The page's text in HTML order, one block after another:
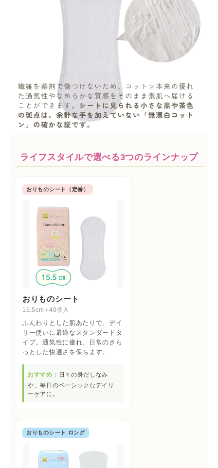
ライフスタイルで選べる3つのラインナップ
おりものシート（定番）
おりものシート
15.5cm / 40個入
ふんわりとした肌あたりで、デイ
リー使いに最適なスタンダードタ
イプ。通気性に優れ、日常のさら
っとした快適さを保ちます。
おすすめ： 日々の身だしなみ
や、毎日のベーシックなデイリ
ーケアに。
おりものシート ロング